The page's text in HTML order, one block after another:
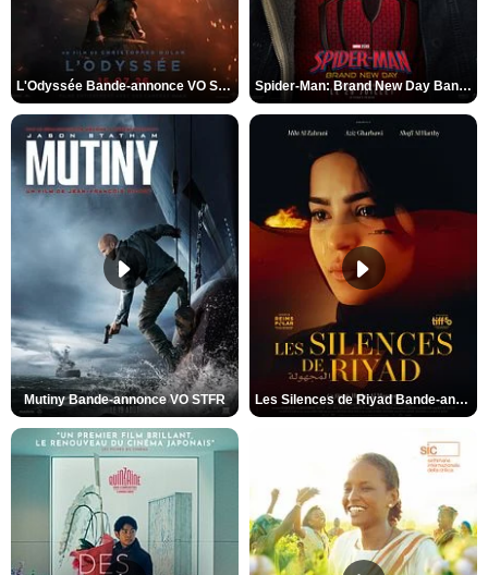
L'Odyssée Bande-annonce VO STFR Spider-Man: Brand New Day Bande-annonce VO STFR
Mutiny Bande-annonce VO STFR Les Silences de Riyad Bande-annonce VO STFR